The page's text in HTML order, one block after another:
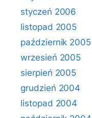
styczeń 2006
listopad 2005
październik 2005
wrzesień 2005
sierpień 2005
grudzień 2004
listopad 2004